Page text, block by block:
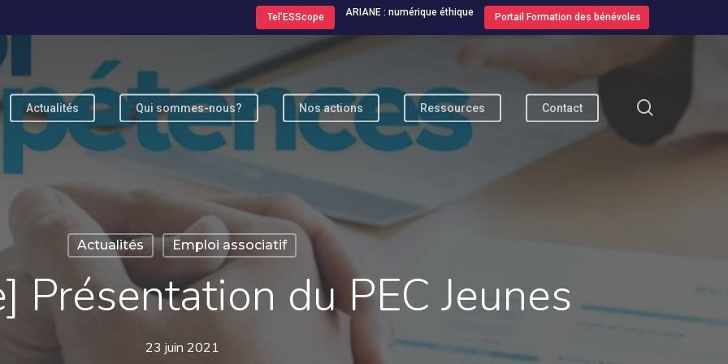
Tel’ESScope ARIANE : numérique éthique Portail Formation des bénévoles
fermer
Actualités Qui sommes-nous? Nos actions Ressources Contact search
Actualités Emploi associatif
Présentation du PEC Jeunes
23 juin 2021